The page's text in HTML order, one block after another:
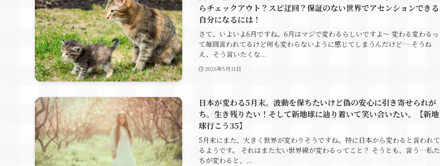
らチェックアウト？スピ迂回？保証のない世界でアセンションできる
自分になるには！
さて、いよいよ6月ですね。6月はマジで変わるらしいですよ～ 変わる変わるっ
て毎回言われてるけど何も変わらないように感じてしまうんだけど… そうね
え、そう言いたくな...
2026年5月31日
日本が変わる5月末。波動を保ちたいけど偽の安心に引き寄せられが
ち。生き残りたい！そして新地球に辿り着いて笑い合いたい。【新地
球行こう35】
5月末にまた、大きく世界が変わりそうですね。特に日本から変わると言われて
るようです。 それはまた太い世界線が変わるってこと？ そうとも、言う…私た
ちが変わると、...